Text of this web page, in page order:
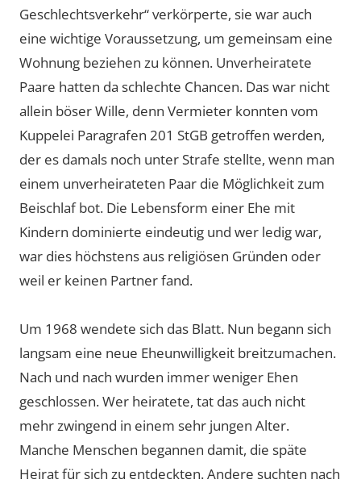
Geschlechtsverkehr“ verkörperte, sie war auch
eine wichtige Voraussetzung, um gemeinsam eine
Wohnung beziehen zu können. Unverheiratete
Paare hatten da schlechte Chancen. Das war nicht
allein böser Wille, denn Vermieter konnten vom
Kuppelei Paragrafen 201 StGB getroffen werden,
der es damals noch unter Strafe stellte, wenn man
einem unverheirateten Paar die Möglichkeit zum
Beischlaf bot. Die Lebensform einer Ehe mit
Kindern dominierte eindeutig und wer ledig war,
war dies höchstens aus religiösen Gründen oder
weil er keinen Partner fand.
Um 1968 wendete sich das Blatt. Nun begann sich
langsam eine neue Eheunwilligkeit breitzumachen.
Nach und nach wurden immer weniger Ehen
geschlossen. Wer heiratete, tat das auch nicht
mehr zwingend in einem sehr jungen Alter.
Manche Menschen begannen damit, die späte
Heirat für sich zu entdeckten. Andere suchten nach